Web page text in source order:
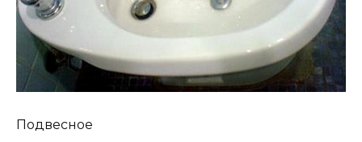
Подвесное